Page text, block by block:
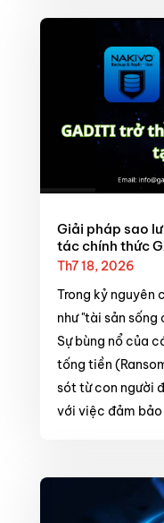
Giải pháp sao
tác chính thức
Th7 18, 2026
Trong kỷ nguyên
như "tài sản
Sự bùng nổ của
tống tiền
sót từ con người
với việc đảm